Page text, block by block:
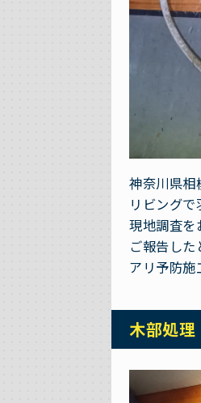
神奈川県相
リビング
現地調査を
ご報告し
アリ予防施
木部処理